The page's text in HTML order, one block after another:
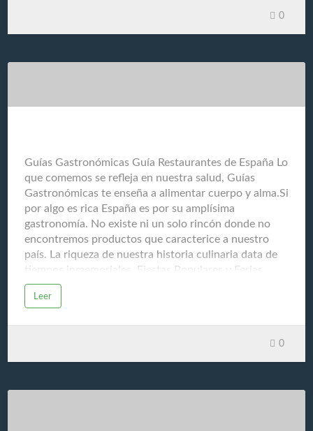
Determinar el tipo, la ubicación y el estadio (etapa) de
Recomendar y gestionar la combinación de terapias
Cuidados paliativos Ofrecer tratamientos para aliviar
0
Guías Gastronómicas Guía Restaurantes de España Lo
que comemos se refleja en nuestra salud, Guías
Gastronómicas te enseña a alimentar cuerpo y alma.Si
por algo es rica España es por su amplísima
gastronomía. No existe ni un solo rincón donde no
encontremos productos que caracterice a nuestro
país. La riqueza de nuestra historia culinaria data de
tiempos inmemoriales. Fiestas Populares y Ferias
Gastronómicas son la fuente de nuestra memoria
ancestral. El respeto que sentimos hacia nuestros
educación del paladar. Debido al gran entusiasmo que
provoca nuestra cocina en el resto del mundo, nos
culinario y que se muestra a través de esta completa
Leer
0